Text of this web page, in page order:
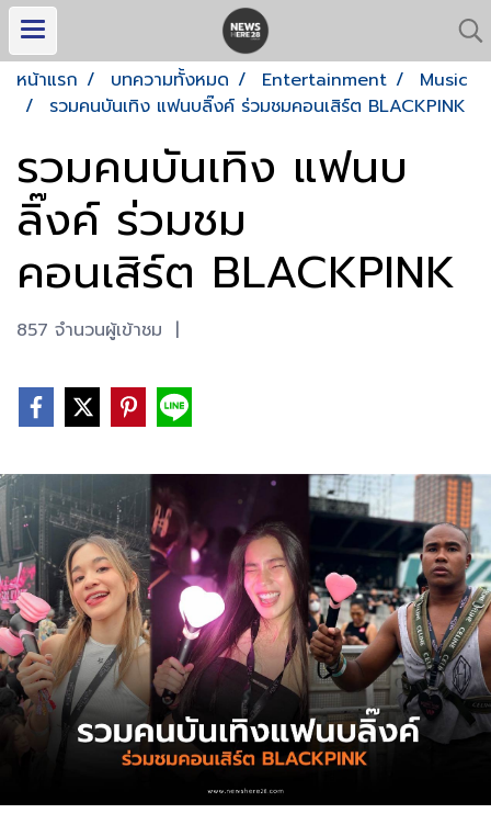
หน้าแรก บทความทั้งหมด Entertainment
Music
รวมคนบันเทิง แฟนบลิ๊งค์ ร่วมชมคอนเสิร์ต BLACKPINK
รวมคนบันเทิง แฟนบ
ลิ๊งค์ ร่วมชม
คอนเสิร์ต BLACKPINK
857 จำนวนผู้เข้าชม |